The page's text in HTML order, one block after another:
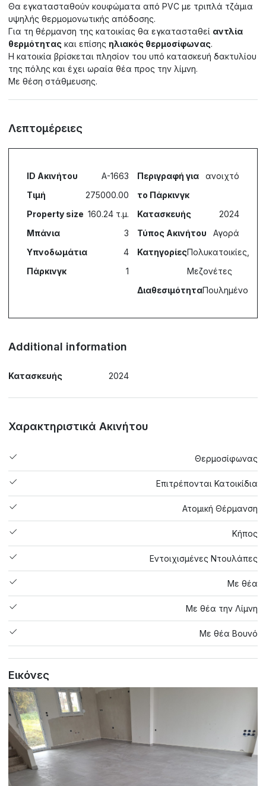
Θα εγκατασταθούν κουφώματα από PVC με τριπλά τζάμια
υψηλής θερμομονωτικής απόδοσης.
Για τη θέρμανση της κατοικίας θα εγκατασταθεί αντλία
θερμότητας και επίσης ηλιακός θερμοσίφωνας.
Η κατοικία βρίσκεται πλησίον του υπό κατασκευή δακτυλίου
της πόλης και έχει ωραία θέα προς την λίμνη.
Με θέση στάθμευσης.
Λεπτομέρειες
ID Ακινήτου
A-1663
Τιμή
275000.00
Property size 160.24 τ.μ.
Μπάνια
3
Υπνοδωμάτια
4
Πάρκινγκ
1
Περιγραφή για
το Πάρκινγκ
ανοιχτό
Κατασκευής
2024
Τύπος Ακινήτου
Αγορά
ΚατηγορίεςΠολυκατοικίες,
Μεζονέτες
ΔιαθεσιμότηταΠουλημένο
Additional information
Κατασκευής 2024
Χαρακτηριστικά Ακινήτου
Θερμοσίφωνας
Επιτρέπονται Κατοικίδια
Ατομική Θέρμανση
Κήπος
Εντοιχισμένες Ντουλάπες
Με θέα
Με θέα την Λίμνη
Με θέα Βουνό
Εικόνες